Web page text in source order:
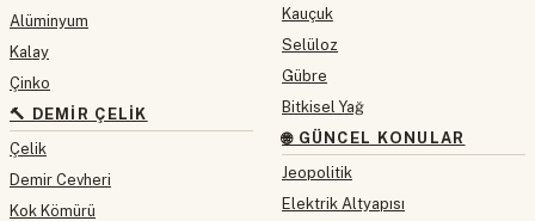
Alüminyum
Kalay
Çinko
🔨 DEMIR ÇELIK
Çelik
Demir Cevheri
Kok Kömürü
Kauçuk
Selüloz
Gübre
Bitkisel Yağ
🌐 GÜNCEL KONULAR
Jeopolitik
Elektrik Altyapısı